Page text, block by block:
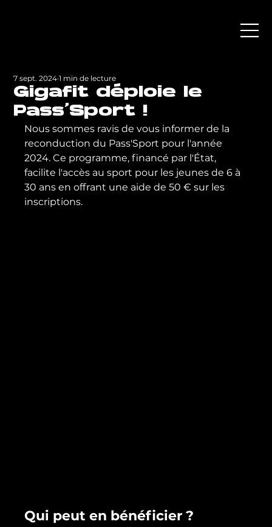
Gigafit déploie le
Pass'Sport !
7 sept. 2024 1 min de lecture
Nous sommes ravis de vous informer de la
reconduction du Pass'Sport pour l'année
2024. Ce programme, financé par l'État,
facilite l'accès au sport pour les jeunes de 6 à
30 ans en offrant une aide de 50 € sur les
inscriptions.
Qui peut en bénéficier ?